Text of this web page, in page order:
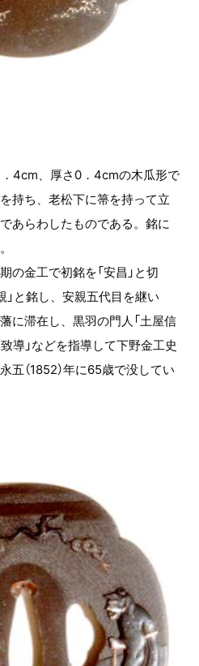
4cm、厚さ0．4cmの木瓜形で
持ち、老松下に箒を持って立
あらわしたものである。銘に
金工で初銘を「安昌」と切
」と銘し、安親五代目を継い
に滞在し、黒羽の門人「土屋信
導」などを指導して下野金工史
五（1852）年に65歳で没してい